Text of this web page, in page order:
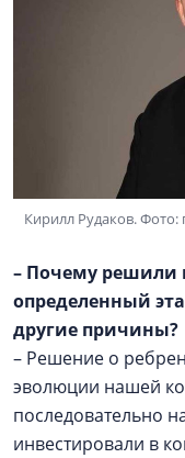
Кирилл Рудаков.
– Почему решили
определенный
другие причины?
– Решение о
эволюции нашей
последовательно
инвестировали в